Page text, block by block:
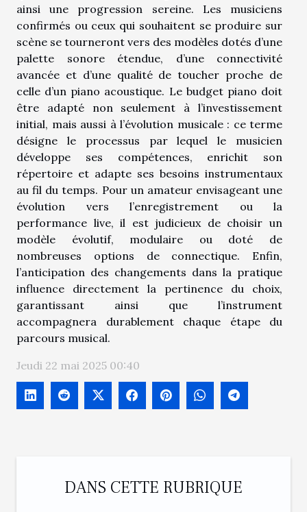
ainsi une progression sereine. Les musiciens
confirmés ou ceux qui souhaitent se produire sur
scène se tourneront vers des modèles dotés d’une
palette sonore étendue, d’une connectivité
avancée et d’une qualité de toucher proche de
celle d’un piano acoustique. Le budget piano doit
être adapté non seulement à l’investissement
initial, mais aussi à l’évolution musicale : ce terme
désigne le processus par lequel le musicien
développe ses compétences, enrichit son
répertoire et adapte ses besoins instrumentaux
au fil du temps. Pour un amateur envisageant une
évolution vers l’enregistrement ou la
performance live, il est judicieux de choisir un
modèle évolutif, modulaire ou doté de
nombreuses options de connectique. Enfin,
l’anticipation des changements dans la pratique
influence directement la pertinence du choix,
garantissant ainsi que l’instrument
accompagnera durablement chaque étape du
parcours musical.
Jeudi 22 mai 2025 00:40
DANS CETTE RUBRIQUE